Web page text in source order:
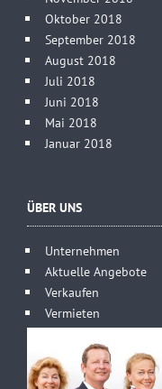
Oktober 2018
September 2018
August 2018
Juli 2018
Juni 2018
Mai 2018
Januar 2018
ÜBER UNS
Unternehmen
Aktuelle Angebote
Verkaufen
Vermieten